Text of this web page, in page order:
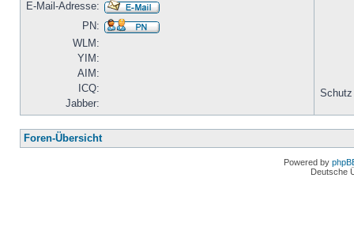
E-Mail-Adresse:
PN:
WLM:
YIM:
AIM:
ICQ:
Jabber:
Schutz
Foren-Übersicht
Powered by
Deutsche